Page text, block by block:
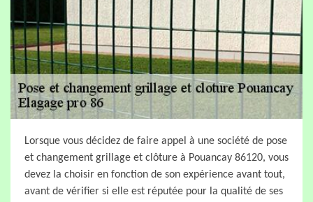
Lorsque vous décidez de faire appel à une société de pose
et changement grillage et clôture à Pouancay 86120, vous
devez la choisir en fonction de son expérience avant tout,
avant de vérifier si elle est réputée pour la qualité de ses